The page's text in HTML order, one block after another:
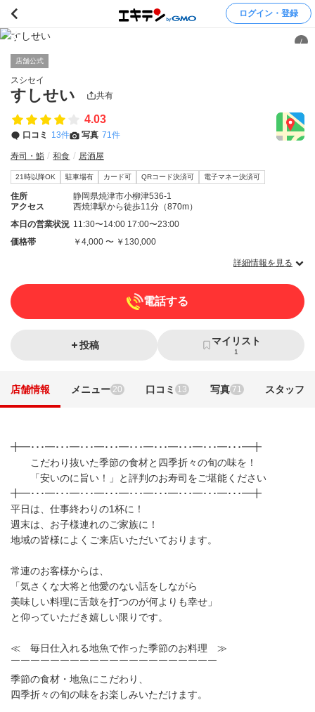
ログイン・登録
/
店舗公式
スシセイ
すしせい 共有
4.03
口コミ 13件 写真 71件
寿司・鮨 和食 居酒屋
21時以降OK 駐車場有 カード可 QRコード決済可 電子マネー決済可
住所
静岡県焼津市小柳津536-1
アクセス
西焼津駅から徒歩11分（870m）
本日の営業状況 11:30〜14:00 17:00〜23:00
価格帯
￥4,000 〜 ￥130,000
詳細情報を見る
電話する
投稿 マイリスト
1
店舗情報 メニュー 20 口コミ 13 写真 71 スタッフ
╋━･･･━･･･━･･･━･･･━･･･━･･･━･･･━･･･━･･･━╋
こだわり抜いた季節の食材と四季折々の旬の味を！
「安いのに旨い！」と評判のお寿司をご堪能ください
╋━･･･━･･･━･･･━･･･━･･･━･･･━･･･━･･･━･･･━╋
平日は、仕事終わりの1杯に！
週末は、お子様連れのご家族に！
地域の皆様によくご来店いただいております。
常連のお客様からは、
「気さくな大将と他愛のない話をしながら
美味しい料理に舌鼓を打つのが何よりも幸せ」
と仰っていただき嬉しい限りです。
≪ 毎日仕入れる地魚で作った季節のお料理 ≫
￣￣￣￣￣￣￣￣￣￣￣￣￣￣￣￣￣￣￣￣￣
季節の食材・地魚にこだわり、
四季折々の旬の味をお楽しみいただけます。